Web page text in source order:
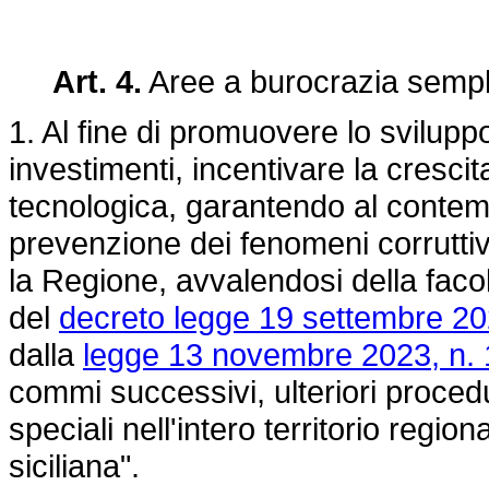
Art. 4. Aree a burocrazia
1. Al fine di promuovere lo
investimenti, incentivare la
tecnologica, garantendo al
prevenzione dei fenomeni
la Regione, avvalendosi della
del decreto legge 19 settembre
dalla legge 13 novembre 2023, n.
commi successivi, ulteriori
speciali nell'intero territorio
siciliana".